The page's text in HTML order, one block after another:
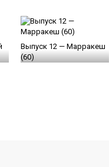
Выпуск 12 — Марракеш
(60)